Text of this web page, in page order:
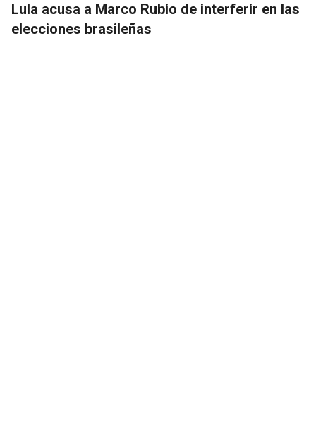
Lula acusa a Marco Rubio de interferir en las
elecciones brasileñas